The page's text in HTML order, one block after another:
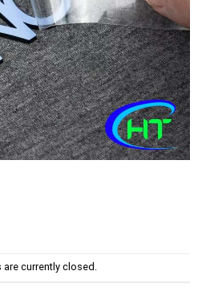
currently closed.